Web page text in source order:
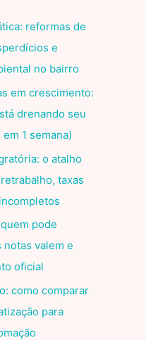
reformas de
e
no bairro
em crescimento:
drenando seu
1 semana)
o atalho
taxas
pode
valem e
oficial
como comparar
para